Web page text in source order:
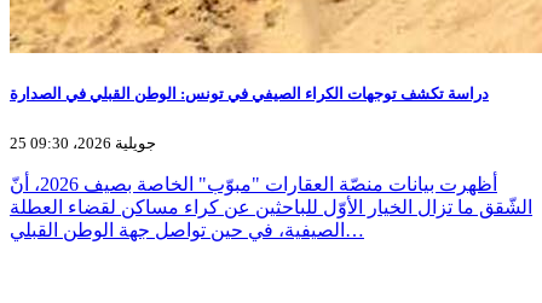
دراسة تكشف توجهات الكراء الصيفي في تونس: الوطن القبلي في الصدارة
25 جويلية 2026، 09:30
أظهرت بيانات منصّة العقارات "مبوّب" الخاصة بصيف 2026، أنّ
الشّقق ما تزال الخيار الأوّل للباحثين عن كراء مساكن لقضاء العطلة
الصيفية، في حين تواصل جهة الوطن القبلي…